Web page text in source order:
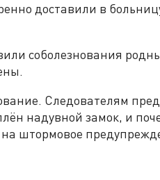
доставили в
соболезнования
Следователям
надувной замок, и
штормовое